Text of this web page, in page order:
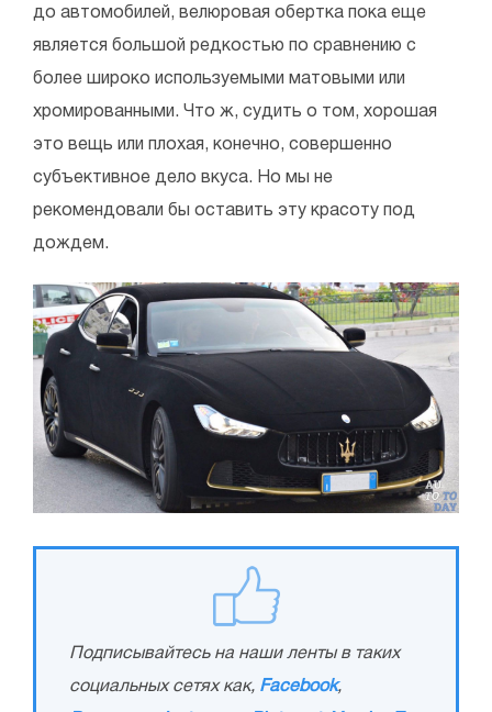
до автомобилей, велюровая обертка пока еще
является большой редкостью по сравнению с
более широко используемыми матовыми или
хромированными. Что ж, судить о том, хорошая
это вещь или плохая, конечно, совершенно
субъективное дело вкуса. Но мы не
рекомендовали бы оставить эту красоту под
дождем.
Подписывайтесь на наши ленты в таких
социальных сетях как, Facebook,